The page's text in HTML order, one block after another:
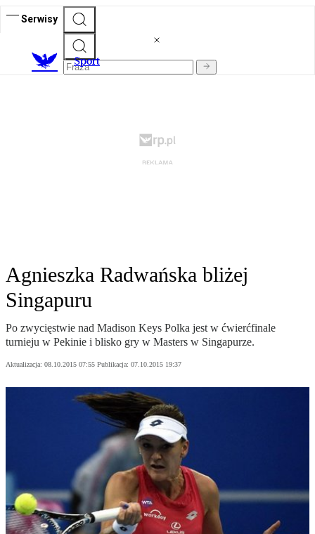
Serwisy
Sport
Agnieszka Radwańska bliżej
Singapuru
Po zwycięstwie nad Madison Keys Polka jest w ćwierćfinale
turnieju w Pekinie i blisko gry w Masters w Singapurze.
Aktualizacja: 08.10.2015 07:55 Publikacja: 07.10.2015 19:37